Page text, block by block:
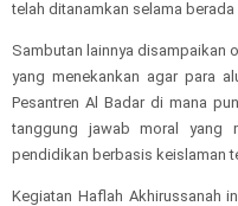
telah ditanamkan selama
Sambutan lainnya disampaikan
yang menekankan agar para
Pesantren Al Badar di mana
tanggung jawab moral yang
pendidikan berbasis keislaman
Kegiatan Haflah Akhirussanah